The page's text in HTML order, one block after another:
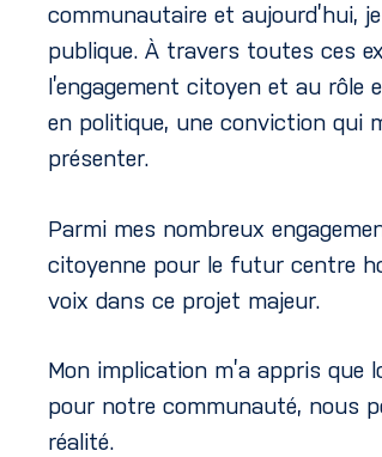
communautaire et aujourd’hui,
publique. À travers toutes ces
l’engagement citoyen et au rôle
en politique, une conviction qui
présenter.
Parmi mes nombreux
citoyenne pour le futur centre
voix dans ce projet majeur.
Mon implication m’a appris
pour notre communauté, nous
réalité.